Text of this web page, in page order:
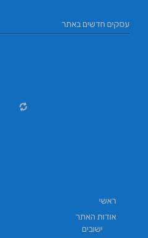
עסקים חדשים באתר
ראשי
אודות האתר
ישובים